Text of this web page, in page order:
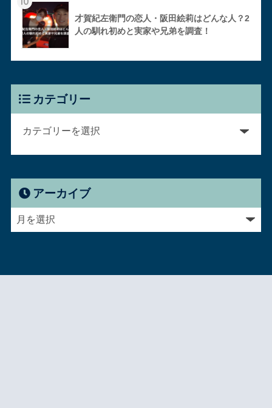
才賀紀左衛門の恋人・阪田絵莉はどんな人？2
人の馴れ初めと実家や兄弟を調査！
カテゴリー
アーカイブ